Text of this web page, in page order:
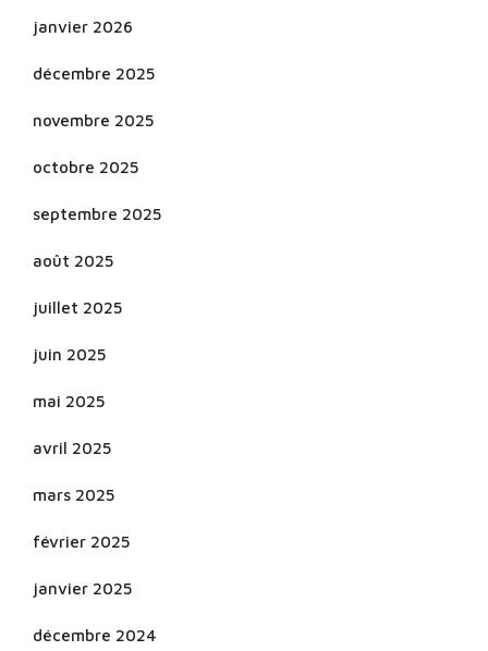
janvier 2026
décembre 2025
novembre 2025
octobre 2025
septembre 2025
août 2025
juillet 2025
juin 2025
mai 2025
avril 2025
mars 2025
février 2025
janvier 2025
décembre 2024